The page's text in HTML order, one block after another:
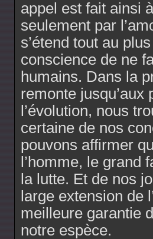
appel est fait ainsi
seulement par
s’étend tout au
conscience de ne
humains. Dans la
remonte jusqu’aux
l’évolution, nous
certaine de nos
pouvons affirmer
l’homme, le grand
la lutte. Et de nos
large extension de
meilleure garantie
notre espèce.